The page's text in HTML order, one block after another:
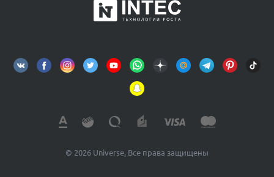
© 2026 Universe, Все права защищены